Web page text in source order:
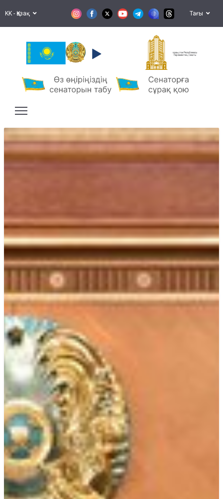
KK - Қазақ Тағы
Қазақстан Республикасы
Парламентінің Сенаты